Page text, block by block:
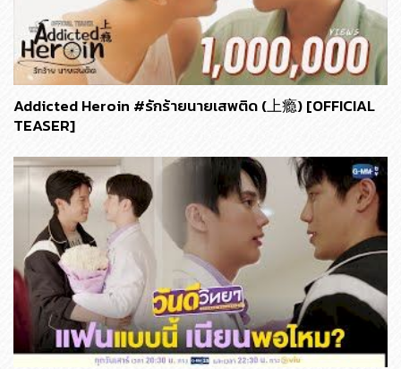
Addicted Heroin #รักร้ายนายเสพติด (上瘾) [OFFICIAL
TEASER]